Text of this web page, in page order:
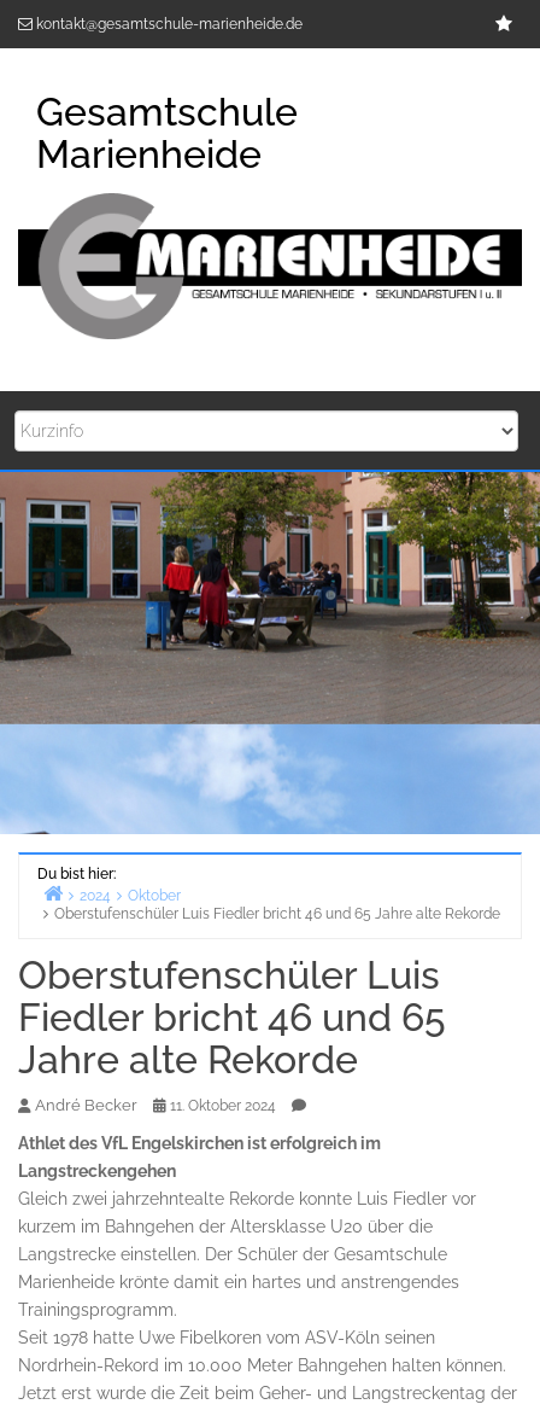
kontakt@gesamtschule-marienheide.de
Gesamtschule
Marienheide
Du bist hier:
Start
2024
Oktober
Oberstufenschüler Luis Fiedler bricht 46 und 65 Jahre alte Rekorde
Oberstufenschüler Luis
Fiedler bricht 46 und 65
Jahre alte Rekorde
André Becker 11. Oktober 2024
Athlet des VfL Engelskirchen ist erfolgreich im
Langstreckengehen
Gleich zwei jahrzehntealte Rekorde konnte Luis Fiedler vor
kurzem im Bahngehen der Altersklasse U20 über die
Langstrecke einstellen. Der Schüler der Gesamtschule
Marienheide krönte damit ein hartes und anstrengendes
Trainingsprogramm.
Seit 1978 hatte Uwe Fibelkoren vom ASV-Köln seinen
Nordrhein-Rekord im 10.000 Meter Bahngehen halten können.
Jetzt erst wurde die Zeit beim Geher- und Langstreckentag der